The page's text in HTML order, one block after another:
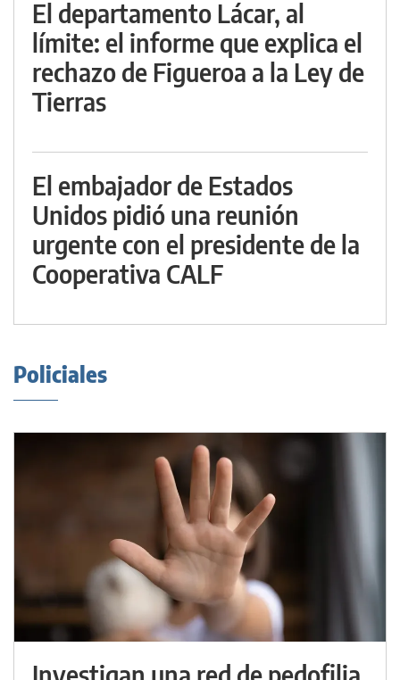
El departamento Lácar, al
límite: el informe que explica el
rechazo de Figueroa a la Ley de
Tierras
El embajador de Estados
Unidos pidió una reunión
urgente con el presidente de la
Cooperativa CALF
Policiales